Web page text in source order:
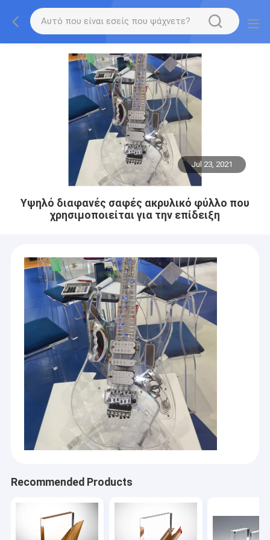
Jul 23, 2021
Υψηλό διαφανές σαφές ακρυλικό φύλλο που
χρησιμοποιείται για την επίδειξη
Recommended Products